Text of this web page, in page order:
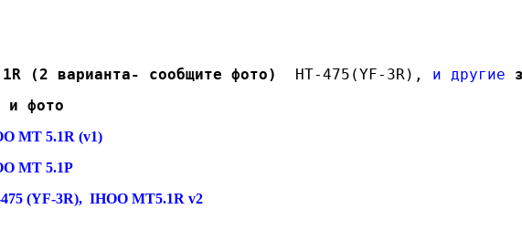
(2 варианта- cообщите фото) HT-475(YF-3R), и другие
и фото
MT 5.1R (v1)
MT 5.1P
(YF-3R), IHOO MT5.1R v2